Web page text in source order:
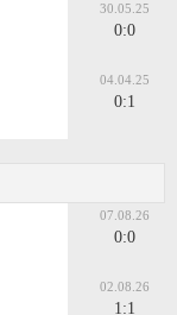
30.05.25
0:0
04.04.25
0:1
07.08.26
0:0
02.08.26
1:1